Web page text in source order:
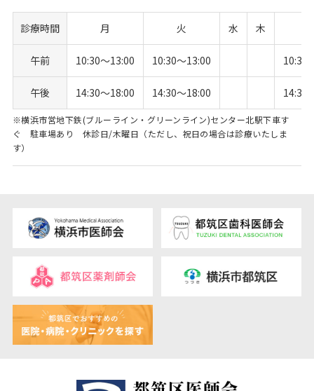
診療時間 月 火 水 木
午前 10:30〜13:00 10:30〜13:00 10:30
午後 14:30〜18:00 14:30〜18:00 14:30
※横浜市営地下鉄(ブルーライン・グリーンライン)センター北駅下車す
ぐ 駐車場あり 休診日/木曜日（ただし、祝日の場合は診療いたしま
す）